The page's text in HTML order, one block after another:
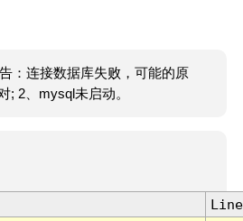
：连接数据库失败，可能的原
; 2、mysql未启动。
Line